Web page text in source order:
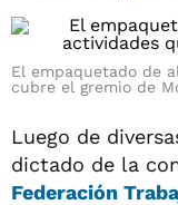
El empaquetado de
cubre el gremio de
Luego de
dictado de la
Federación